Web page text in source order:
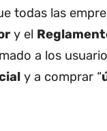
todas las
y el
a los
y a comprar “